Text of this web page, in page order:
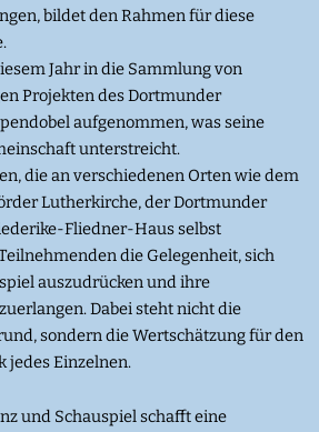
bildet den Rahmen für diese
Jahr in die Sammlung von
Projekten des Dortmunder
aufgenommen, was seine
unterstreicht.
die an verschiedenen Orten wie dem
Lutherkirche, der Dortmunder
Fliedner-Haus selbst
die Gelegenheit, sich
auszudrücken und ihre
Dabei steht nicht die
sondern die Wertschätzung für den
jedes Einzelnen.
und Schauspiel schafft eine